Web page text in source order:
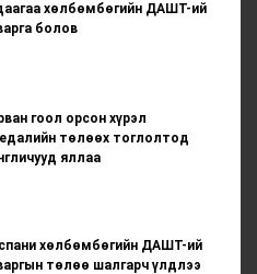
хөлбөмбөгийн ДАШТ-ий
болов
гоол орсон хүрэл
төлөөх тоглолтод
яллаа
хөлбөмбөгийн ДАШТ-ий
төлөө шалгарч үлдлээ